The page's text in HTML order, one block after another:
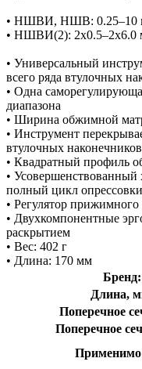
• НШВИ, НШВ: 0.25–10
• НШВИ(2): 2х0.5–2х6.0
• Универсальный
всего ряда втулочных
• Одна
диапазона
• Ширина обжимной
• Инструмент
втулочных наконечников
• Квадратный профиль
•
полный цикл опрессовки
• Регулятор
• Двухкомпонентные
раскрытием
• Вес: 402 г
• Длина: 170 мм
Бренд:
Длина,
Поперечное
Поперечное
Применимо